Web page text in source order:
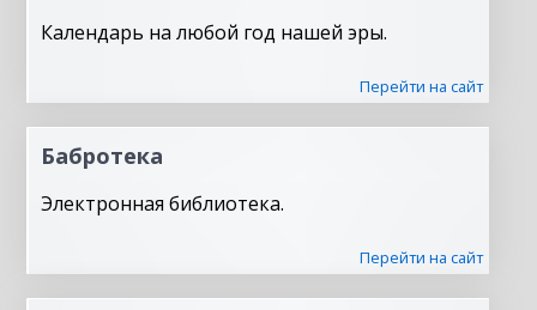
Календарь на любой год нашей эры.
Перейти на сайт
Бабротека
Электронная библиотека.
Перейти на сайт